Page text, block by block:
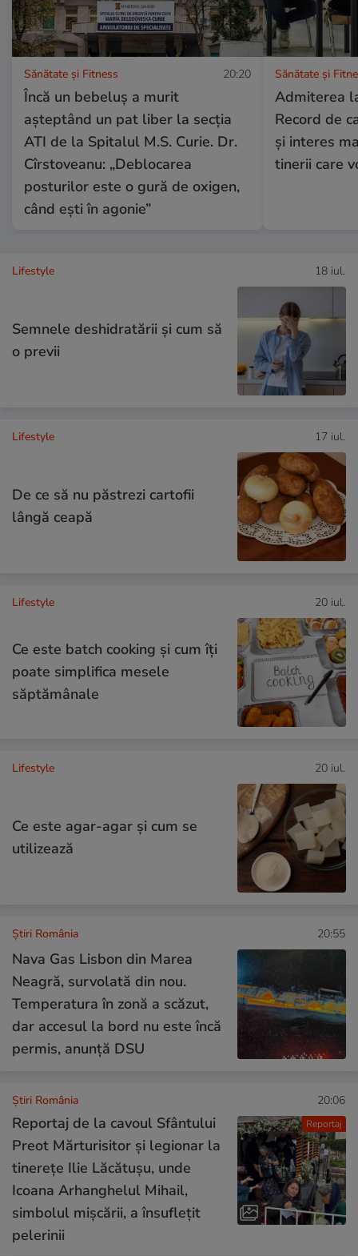
Sănătate și Fitness 20:20
Încă un bebeluș a murit
așteptând un pat liber la secția
ATI de la Spitalul M.S. Curie. Dr.
Cîrstoveanu: „Deblocarea
posturilor este o gură de oxigen,
când ești în agonie”
Sănătate și
Admiterea
Record de
și interes
tinerii care
Lifestyle 18 iul.
Semnele deshidratării și cum să
o previi
Lifestyle 17 iul.
De ce să nu păstrezi cartofii
lângă ceapă
Lifestyle 20 iul.
Ce este batch cooking și cum îți
poate simplifica mesele
săptămânale
Lifestyle 20 iul.
Ce este agar-agar și cum se
utilizează
Știri România 20:55
Nava Gas Lisbon din Marea
Neagră, survolată din nou.
Temperatura în zonă a scăzut,
dar accesul la bord nu este încă
permis, anunță DSU
Reportaj
Știri România 20:06
Reportaj de la cavoul Sfântului
Preot Mărturisitor și legionar la
tinerețe Ilie Lăcătușu, unde
Icoana Arhanghelul Mihail,
simbolul mișcării, a însuflețit
pelerinii